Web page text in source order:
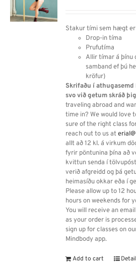
Stakur tími sem hægt
Drop-in tíma
Prufutíma
Allir tímar á þínu
samband ef þú
kröfur)
Skrifaðu í
svo við getum skráð
traveling abroad and
time in? We would love
sure of the right class
reach out to us at
allt að 12 kl. á virkum
fyrir pöntunina þína að
kvittun senda í
verið afgreidd og þá
heimasíðu okkar eða í
Please allow up to 12
hours on weekends for
You will receive an
as your order is
sign up for classes on
Mindbody app.
Add to cart